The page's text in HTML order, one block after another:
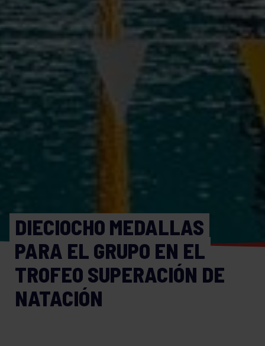
DIECIOCHO MEDALLAS
PARA EL GRUPO EN EL
TROFEO SUPERACIÓN DE
NATACIÓN